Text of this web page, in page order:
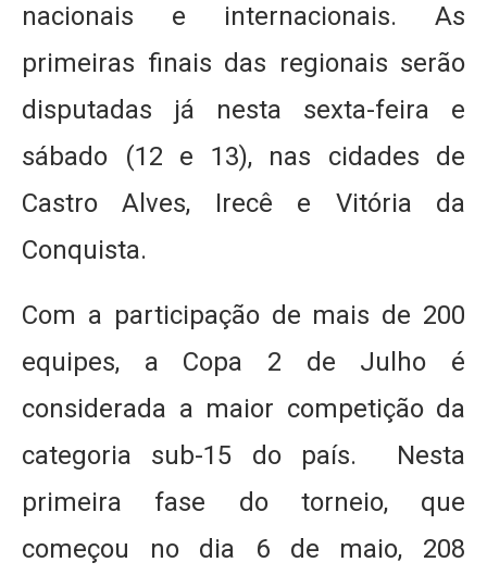
nacionais e internacionais. As
primeiras finais das regionais serão
disputadas já nesta sexta-feira e
sábado (12 e 13), nas cidades de
Castro Alves, Irecê e Vitória da
Conquista.
Com a participação de mais de 200
equipes, a Copa 2 de Julho é
considerada a maior competição da
categoria sub-15 do país. Nesta
primeira fase do torneio, que
começou no dia 6 de maio, 208